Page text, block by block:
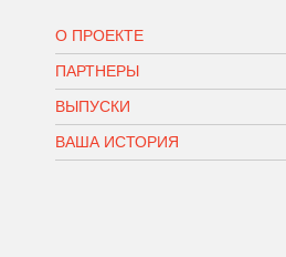
О ПРОЕКТЕ
ПАРТНЕРЫ
ВЫПУСКИ
ВАША ИСТОРИЯ